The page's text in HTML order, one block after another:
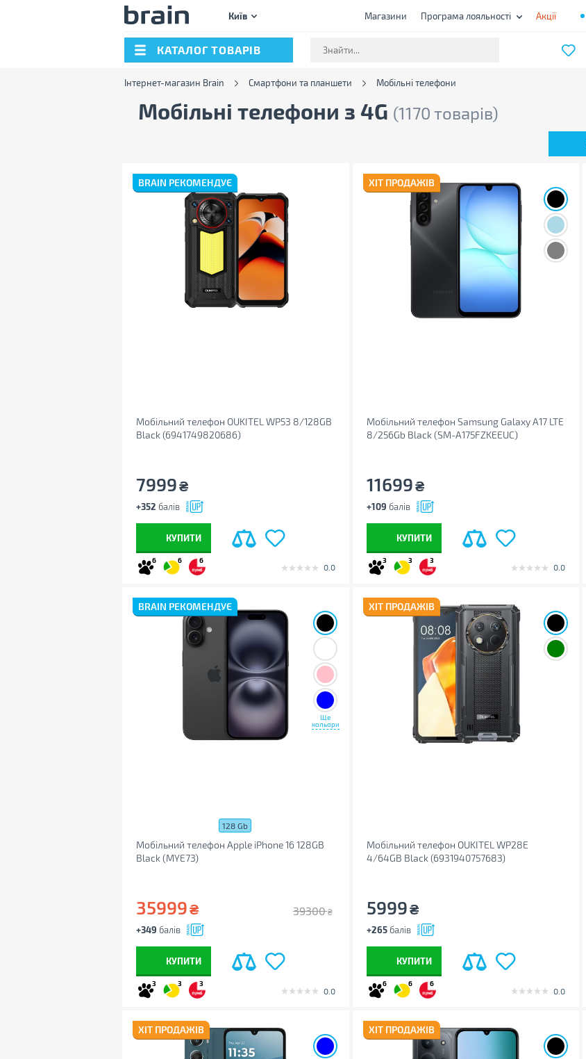
Київ Магазини Програма лояльності Акції
КАТАЛОГ ТОВАРІВ
Інтернет-магазин Brain Смартфони та планшети Мобільні телефони
Мобільні телефони з 4G (1170 товарів)
BRAIN РЕКОМЕНДУЄ
Мобільний телефон OUKITEL WP53 8/128GB
Black (6941749820686)
7999₴
+352 балів
КУПИТИ
6 6 6
0.0
ХІТ ПРОДАЖІВ
Мобільний телефон Samsung Galaxy A17 LTE
8/256Gb Black (SM-A175FZKEEUC)
11699₴
+109 балів
КУПИТИ
3 3 3
0.0
BRAIN РЕКОМЕНДУЄ
Ще
кольори
128 Gb
Мобільний телефон Apple iPhone 16 128GB
Black (MYE73)
35999₴ 39300 ₴
+349 балів
КУПИТИ
3 3 3
0.0
ХІТ ПРОДАЖІВ
Мобільний телефон OUKITEL WP28E
4/64GB Black (6931940757683)
5999₴
+265балів
КУПИТИ
6 6 6
0.0
ХІТ ПРОДАЖІВ ХІТ ПРОДАЖІВ